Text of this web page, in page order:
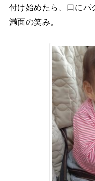
付け始めたら、口にパ
満面の笑み。